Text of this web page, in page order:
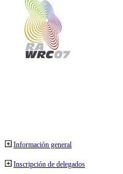
Información general
Inscripción de delegados